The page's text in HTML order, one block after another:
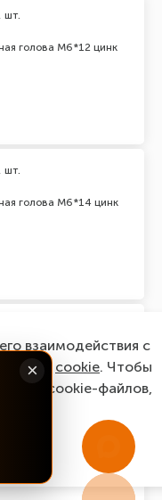
голова М6*12 цинк
шт.
голова М6*14 цинк
шт.
голова М6*16 цинк
шт.
×
взаимодействия с
файлы cookie. Чтобы
cookie-файлов,